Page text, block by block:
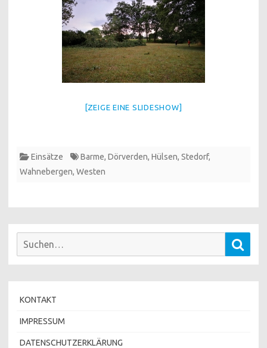
[ZEIGE EINE SLIDESHOW]
Einsätze Barme, Dörverden, Hülsen, Stedorf,
Wahnebergen, Westen
Suchen
KONTAKT
IMPRESSUM
DATENSCHUTZERKLÄRUNG